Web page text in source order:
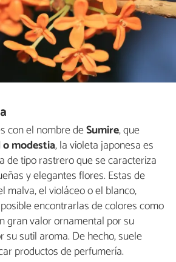
con el nombre deSumire, que
modestia, la violeta japonesa es
de tipo rastrero que se caracteriza
y elegantes flores. Estas de
malva, el violáceo o el blanco,
encontrarlas de colores como
gran valor ornamental por su
su sutil aroma. De hecho, suele
productos de perfumería.